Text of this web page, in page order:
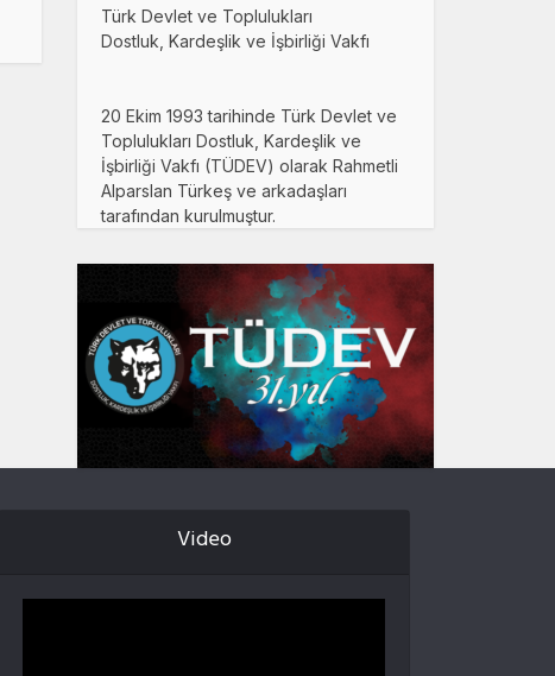
Türk Devlet ve Toplulukları
Dostluk, Kardeşlik ve İşbirliği Vakfı
20 Ekim 1993 tarihinde Türk Devlet ve
Toplulukları Dostluk, Kardeşlik ve
İşbirliği Vakfı (TÜDEV) olarak Rahmetli
Alparslan Türkeş ve arkadaşları
tarafından kurulmuştur.
Video